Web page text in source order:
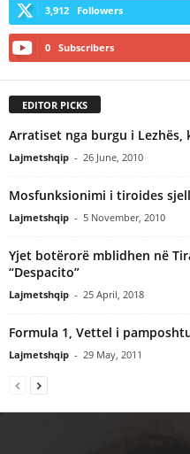
3,912 Followers
0 Subscribers
EDITOR PICKS
Arratiset nga burgu i Lezhës,
Lajmetshqip - 26 June, 2010
Mosfunksionimi i tiroides
Lajmetshqip - 5 November, 2010
Yjet botërorë mblidhen në
“Despacito”
Lajmetshqip - 25 April, 2018
Formula 1, Vettel i
Lajmetshqip - 29 May, 2011